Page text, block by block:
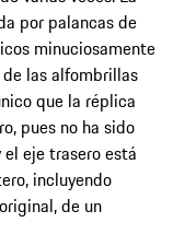
por palancas de
minuciosamente
las alfombrillas
que la réplica
pues no ha sido
eje trasero está
incluyendo
de un